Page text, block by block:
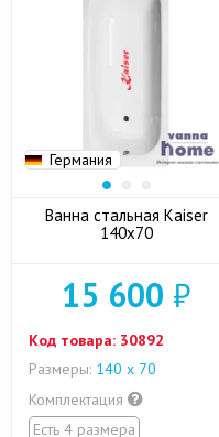
Германия
Ванна стальная Kaiser
140x70
15 600 ₽
Код товара: 30892
Размеры: 140 х 70
Комплектация
Есть 4 размера